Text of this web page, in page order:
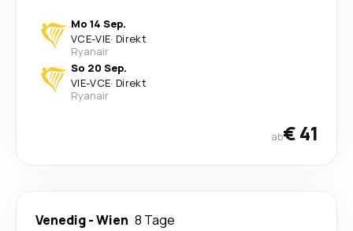
Mo 14 Sep.
VCE-VIE· Direkt
Ryanair
So 20 Sep.
VIE-VCE· Direkt
Ryanair
ab€ 41
Venedig-Wien 8 Tage